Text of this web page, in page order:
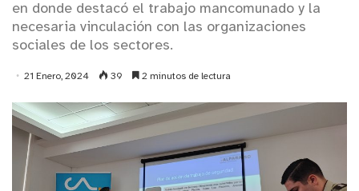
en donde destacó el trabajo mancomunado y la
necesaria vinculación con las organizaciones
sociales de los sectores.
21 Enero, 2024 39 2 minutos de lectura